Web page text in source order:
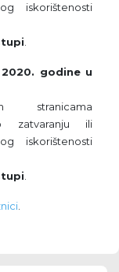
iskorištenosti
godine u
ili
iskorištenosti
.